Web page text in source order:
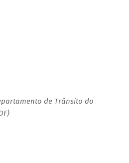
de Trânsito do